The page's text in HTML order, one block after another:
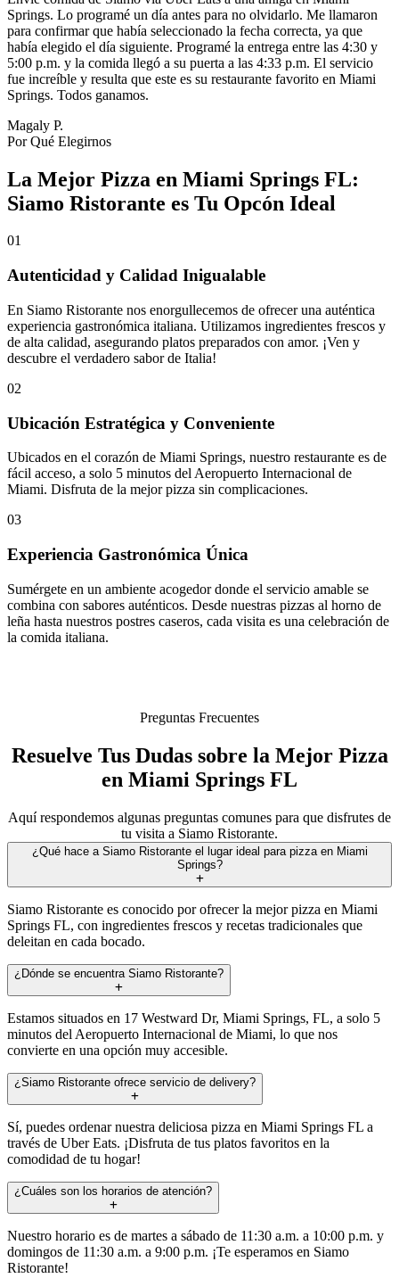
Springs. Lo programé un día antes para no olvidarlo. Me llamaron
para confirmar que había seleccionado la fecha correcta, ya que
había elegido el día siguiente. Programé la entrega entre las 4:30 y
5:00 p.m. y la comida llegó a su puerta a las 4:33 p.m. El servicio
fue increíble y resulta que este es su restaurante favorito en Miami
Springs. Todos ganamos.
Magaly P.
Por Qué Elegirnos
La Mejor Pizza en Miami Springs FL:
Siamo Ristorante es Tu Opcón Ideal
01
Autenticidad y Calidad Inigualable
En Siamo Ristorante nos enorgullecemos de ofrecer una auténtica
experiencia gastronómica italiana. Utilizamos ingredientes frescos y
de alta calidad, asegurando platos preparados con amor. ¡Ven y
descubre el verdadero sabor de Italia!
02
Ubicación Estratégica y Conveniente
Ubicados en el corazón de Miami Springs, nuestro restaurante es de
fácil acceso, a solo 5 minutos del Aeropuerto Internacional de
Miami. Disfruta de la mejor pizza sin complicaciones.
03
Experiencia Gastronómica Única
Sumérgete en un ambiente acogedor donde el servicio amable se
combina con sabores auténticos. Desde nuestras pizzas al horno de
leña hasta nuestros postres caseros, cada visita es una celebración de
la comida italiana.
Preguntas Frecuentes
Resuelve Tus Dudas sobre la Mejor Pizza
en Miami Springs FL
Aquí respondemos algunas preguntas comunes para que disfrutes de
tu visita a Siamo Ristorante.
¿Qué hace a Siamo Ristorante el lugar ideal para pizza en Miami
Springs?
Siamo Ristorante es conocido por ofrecer la mejor pizza en Miami
Springs FL, con ingredientes frescos y recetas tradicionales que
deleitan en cada bocado.
¿Dónde se encuentra Siamo Ristorante?
Estamos situados en 17 Westward Dr, Miami Springs, FL, a solo 5
minutos del Aeropuerto Internacional de Miami, lo que nos
convierte en una opción muy accesible.
¿Siamo Ristorante ofrece servicio de delivery?
Sí, puedes ordenar nuestra deliciosa pizza en Miami Springs FL a
través de Uber Eats. ¡Disfruta de tus platos favoritos en la
comodidad de tu hogar!
¿Cuáles son los horarios de atención?
Nuestro horario es de martes a sábado de 11:30 a.m. a 10:00 p.m. y
domingos de 11:30 a.m. a 9:00 p.m. ¡Te esperamos en Siamo
Ristorante!